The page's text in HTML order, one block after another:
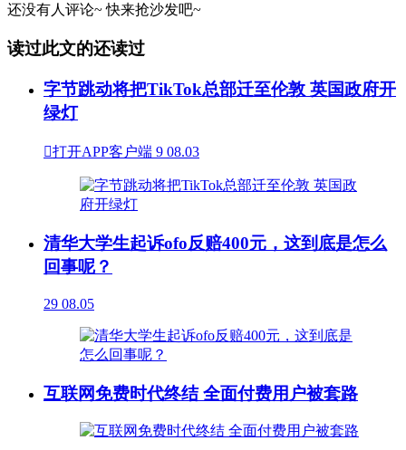
还没有人评论~ 快来抢沙发吧~
读过此文的还读过
字节跳动将把TikTok总部迁至伦敦 英国政府开
绿灯
打开APP客户端 9 08.03
清华大学生起诉ofo反赔400元，这到底是怎么
回事呢？
29 08.05
互联网免费时代终结 全面付费用户被套路